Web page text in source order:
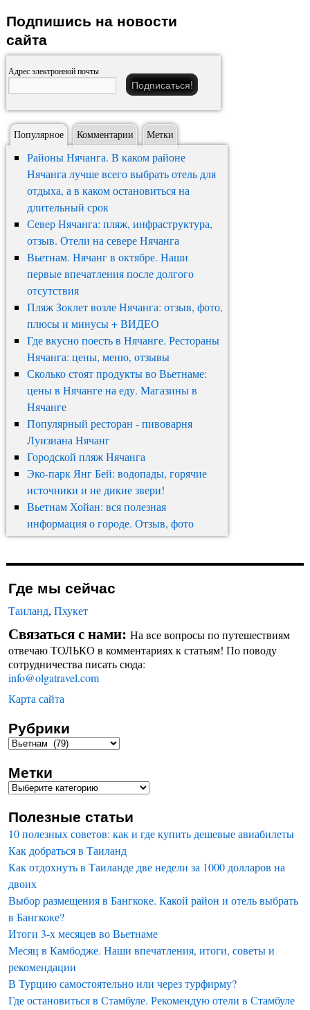
Подпишись на новости
сайта
Адрес электронной почты
Популярное Комментарии Метки
Районы Нячанга. В каком районе
Нячанга лучше всего выбрать отель для
отдыха, а в каком остановиться на
длительный срок
Север Нячанга: пляж, инфраструктура,
отзыв. Отели на севере Нячанга
Вьетнам. Нячанг в октябре. Наши
первые впечатления после долгого
отсутствия
Пляж Зоклет возле Нячанга: отзыв, фото,
плюсы и минусы + ВИДЕО
Где вкусно поесть в Нячанге. Рестораны
Нячанга: цены, меню, отзывы
Сколько стоят продукты во Вьетнаме:
цены в Нячанге на еду. Магазины в
Нячанге
Популярный ресторан - пивоварня
Луизиана Нячанг
Городской пляж Нячанга
Эко-парк Янг Бей: водопады, горячие
источники и не дикие звери!
Вьетнам Хойан: вся полезная
информация о городе. Отзыв, фото
Где мы сейчас
Таиланд, Пхукет
Связаться с нами: На все вопросы по путешествиям
отвечаю ТОЛЬКО в комментариях к статьям! По поводу
сотрудничества писать сюда:
info@olgatravel.com
Карта сайта
Рубрики
Метки
Полезные статьи
10 полезных советов: как и где купить дешевые авиабилеты
Как добраться в Таиланд
Как отдохнуть в Таиланде две недели за 1000 долларов на
двоих
Выбор размещения в Бангкоке. Какой район и отель выбрать
в Бангкоке?
Итоги 3-х месяцев во Вьетнаме
Месяц в Камбодже. Наши впечатления, итоги, советы и
рекомендации
В Турцию самостоятельно или через турфирму?
Где остановиться в Стамбуле. Рекомендую отели в Стамбуле